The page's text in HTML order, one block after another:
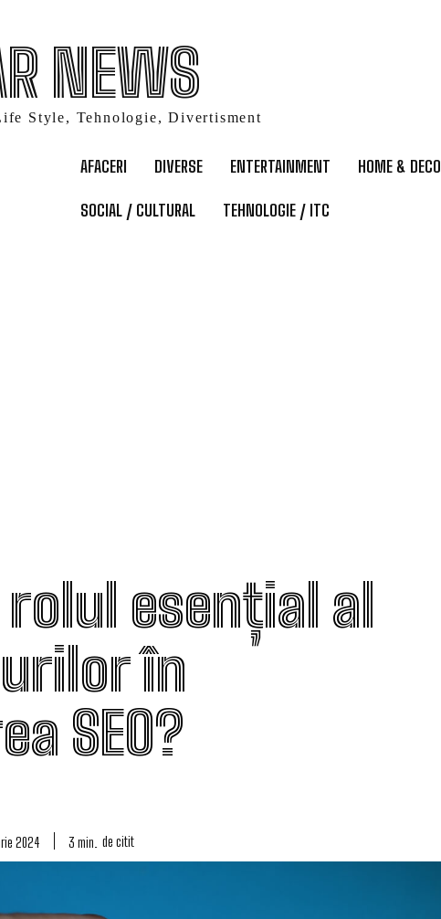
NEWS
Style, Tehnologie, Divertisment
AFACERI DIVERSE ENTERTAINMENT HOME & DECO
SOCIAL / CULTURAL TEHNOLOGIE / ITC
rolul esențial al
în
SEO?
2024 3 min. de citit